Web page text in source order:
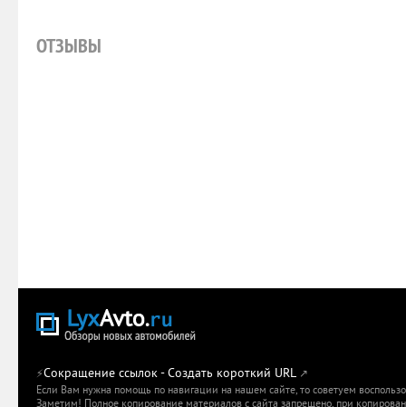
ОТЗЫВЫ
⚡Сокращение ссылок - Создать короткий URL ↗
Если Вам нужна помощь по навигации на нашем сайте, то советуем
Заметим! Полное копирование материалов с сайта запрещено, при